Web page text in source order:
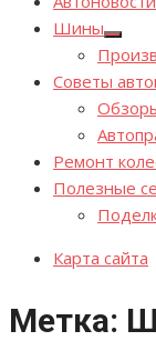
Шины
Советы
Ремонт
Полезные
Карта сайта
Метка: